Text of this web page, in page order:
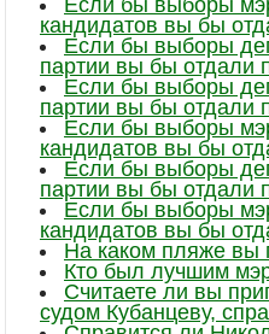
Если бы выборы
кандидатов вы бы
Если бы выборы
партии вы бы отдали
Если бы выборы
партии вы бы отдали
Если бы выборы
кандидатов вы бы
Если бы выборы
партии вы бы отдали
Если бы выборы
кандидатов вы бы
На каком пляже вы
Кто был лучшим
Считаете ли вы
судом Кубанцеву,